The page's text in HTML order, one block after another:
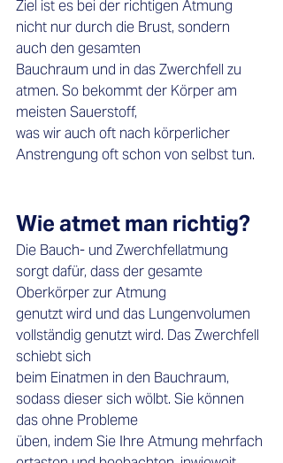
Ziel ist es bei der richtigen Atmung
nicht nur durch die Brust, sondern
auch den gesamten
Bauchraum und in das Zwerchfell zu
atmen. So bekommt der Körper am
meisten Sauerstoff,
was wir auch oft nach körperlicher
Anstrengung oft schon von selbst tun.
Wie atmet man richtig?
Die Bauch- und Zwerchfellatmung
sorgt dafür, dass der gesamte
Oberkörper zur Atmung
genutzt wird und das Lungenvolumen
vollständig genutzt wird. Das Zwerchfell
schiebt sich
beim Einatmen in den Bauchraum,
sodass dieser sich wölbt. Sie können
das ohne Probleme
üben, indem Sie Ihre Atmung mehrfach